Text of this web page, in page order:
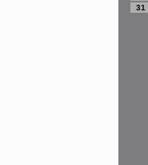
31